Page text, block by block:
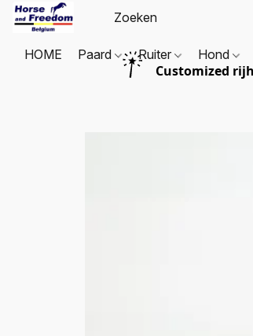
HOME Paard Ruiter Hond
Customized